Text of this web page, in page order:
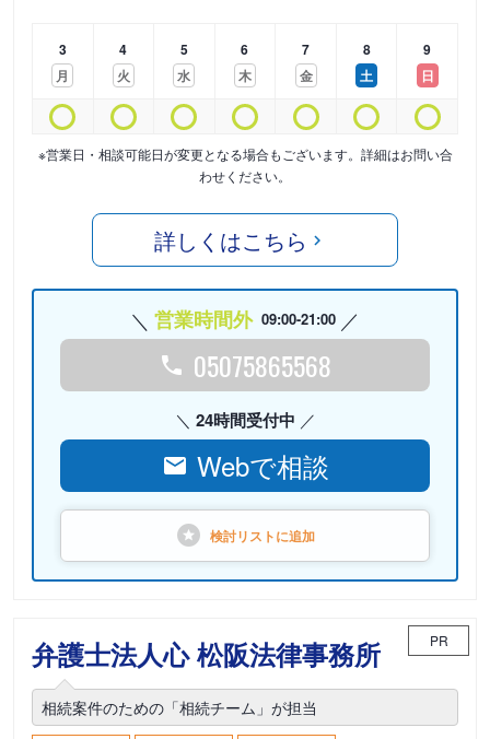
3
月
4
火
5
水
6
木
7
金
8
土
9
日
※営業日・相談可能日が変更となる場合もございます。詳細はお問い合
わせください。
詳しくはこちら
営業時間外 09:00-21:00
05075865568
24時間受付中
Webで相談
検討リストに追加
弁護士法人心 松阪法律事務所 PR
相続案件のための「相続チーム」が担当